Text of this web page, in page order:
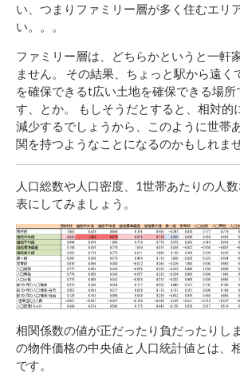
い、つまりファミリー層が多く住むエリ
い。。。
ファミリー層は、どちらかというと一軒
ません。 その結果、ちょっと駅から遠く
を確保できるt広い土地を確保できる場所
す、とか。 もしそうだとすると、相対
減少するでしょうから、このように世帯
関を持つようなことになるのかもしれませ
人口総数や人口密度、1世帯あたりの人
表にしてみましょう。
相関係数の値が正だったり負だったりし
の物件価格の中央値と人口統計値とは、
です。